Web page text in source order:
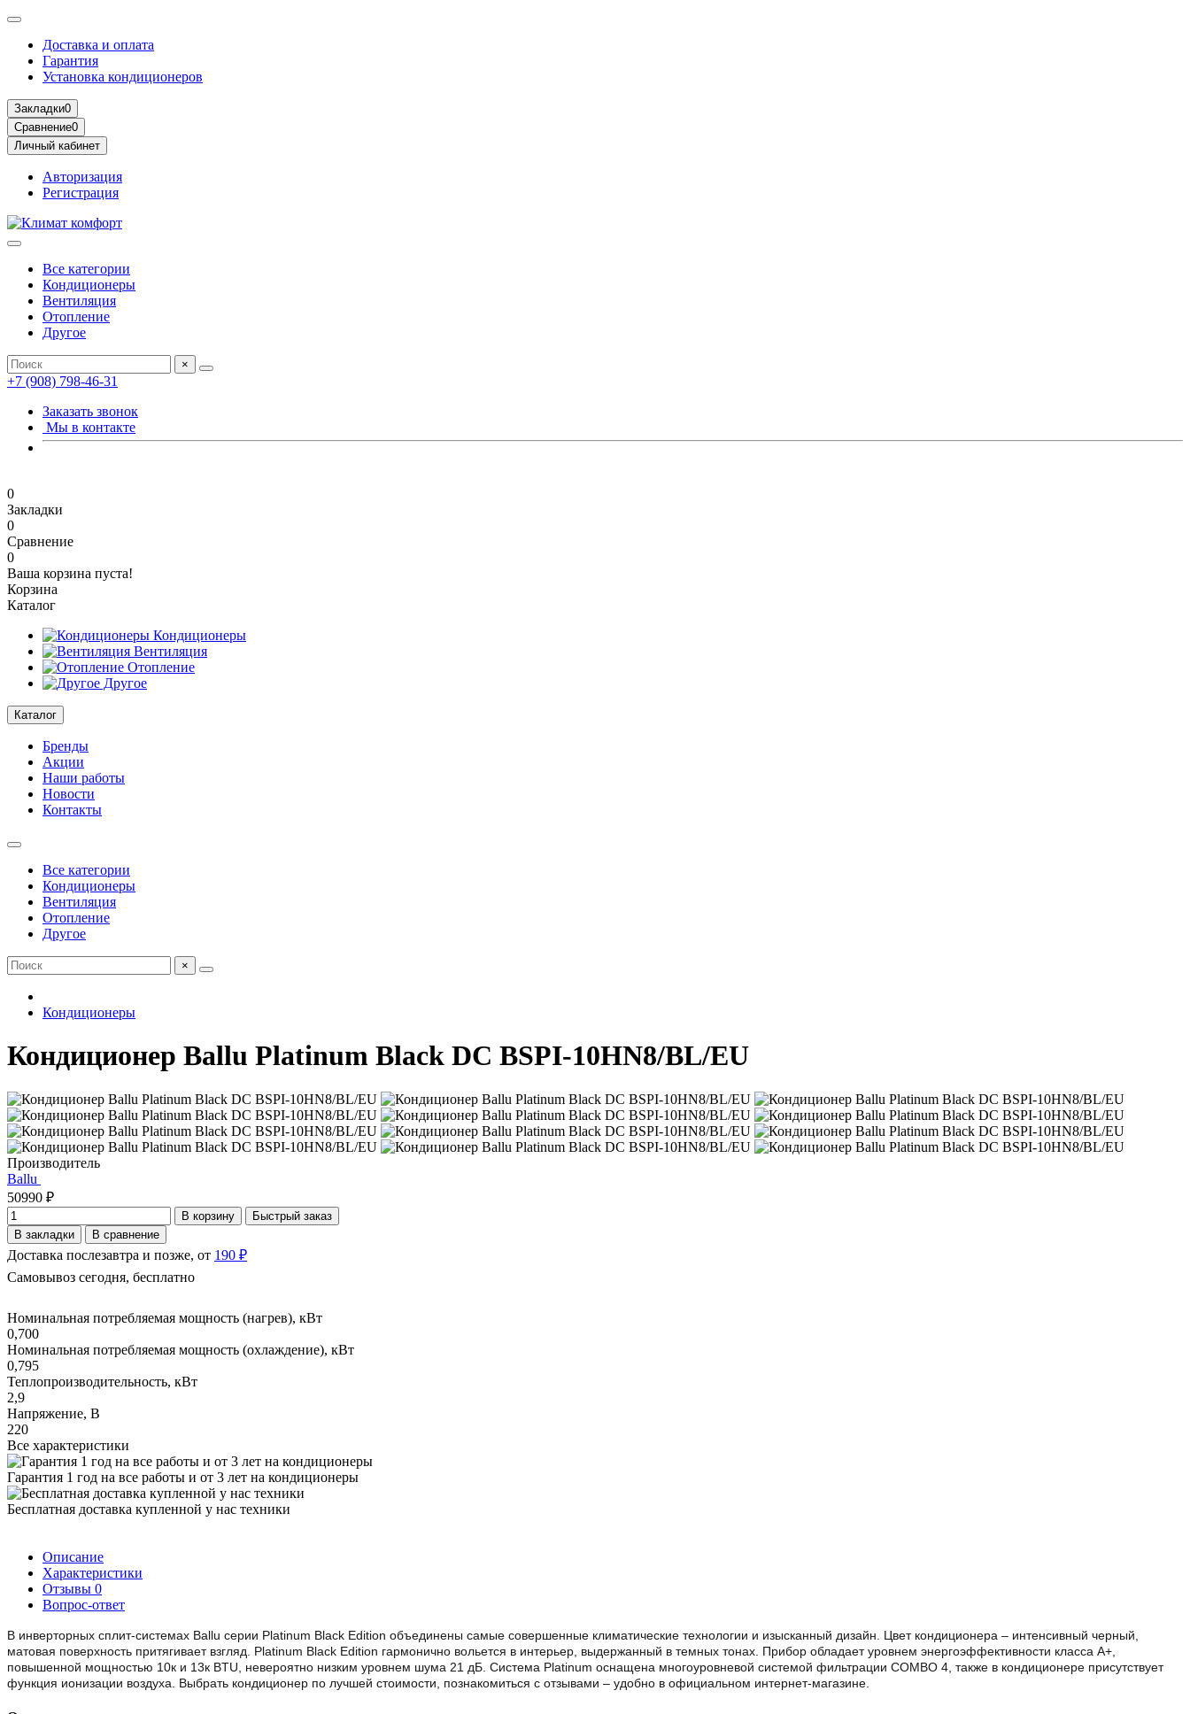
Доставка и оплата
Гарантия
Установка кондиционеров
Закладки0
Сравнение0
Личный кабинет
Авторизация
Регистрация
Все категории
Кондиционеры
Вентиляция
Отопление
Другое
×
+7 (908) 798-46-31
Заказать звонок
Мы в контакте
0
Закладки
0
Сравнение
0
Ваша корзина пуста!
Корзина
Каталог
Кондиционеры
Вентиляция
Отопление
Другое
Каталог
Бренды
Акции
Наши работы
Новости
Контакты
Все категории
Кондиционеры
Вентиляция
Отопление
Другое
×
Кондиционеры
Кондиционер Ballu Platinum Black DC BSPI-10HN8/BL/EU
Производитель
Ballu
50990 ₽
В корзину
Быстрый заказ
В закладки
В сравнение
Доставка послезавтра и позже, от 190 ₽
Самовывоз сегодня, бесплатно
Номинальная потребляемая мощность (нагрев), кВт
0,700
Номинальная потребляемая мощность (охлаждение), кВт
0,795
Теплопроизводительность, кВт
2,9
Напряжение, В
220
Все характеристики
Гарантия 1 год на все работы и от 3 лет на кондиционеры
Бесплатная доставка купленной у нас техники
Описание
Характеристики
Отзывы 0
Вопрос-ответ
В инверторных сплит-системах Ballu серии Platinum Black Edition объединены самые совершенные климатические технологии и изысканный дизайн. Цвет кондиционера – интенсивный черный,
матовая поверхность притягивает взгляд. Platinum Black Edition гармонично вольется в интерьер, выдержанный в темных тонах. Прибор обладает уровнем энергоэффективности класса A+,
повышенной мощностью 10к и 13к BTU, невероятно низким уровнем шума 21 дБ. Система Platinum оснащена многоуровневой системой фильтрации COMBO 4, также в кондиционере присутствует
функция ионизации воздуха. Выбрать кондиционер по лучшей стоимости, познакомиться с отзывами – удобно в официальном интернет-магазине.